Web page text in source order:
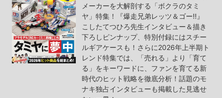
メーカーを大解剖する「ボクラのタミ
ヤ」特集！『爆走兄弟レッツ＆ゴー!!』
こしたてつひろ先生インタビュー＆描き
下ろしピンナップ、特別付録にはスチー
ルギアケースも！さらに2026年上半期ト
レンド特集では、「売れる」より「育て
る」をキーワードに、ファンを育てる新
時代のヒット戦略を徹底分析！話題のモ
ナキ独占インタビューも掲載した見逃せ